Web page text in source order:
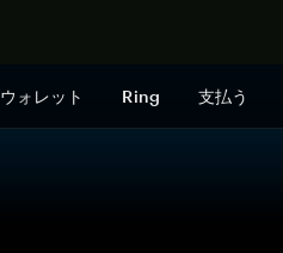
ウォレット Ring 支払う